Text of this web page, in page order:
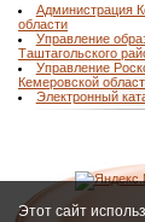
Администрация
области
Управление
Таштагольского
Управление
Кемеровской
Электронный
Этот сайт